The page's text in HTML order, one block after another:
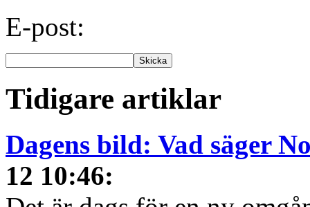
E-post:
Tidigare artiklar
Dagens bild: Vad säger
12 10:46: